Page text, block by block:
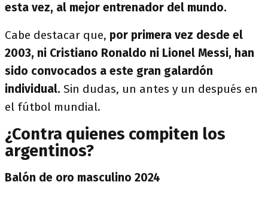
esta vez, al mejor entrenador del mundo.
Cabe destacar que, por primera vez desde el
2003, ni Cristiano Ronaldo ni Lionel Messi, han
sido convocados a este gran galardón
individual. Sin dudas, un antes y un después en
el fútbol mundial.
¿Contra quienes compiten los
argentinos?
Balón de oro masculino 2024